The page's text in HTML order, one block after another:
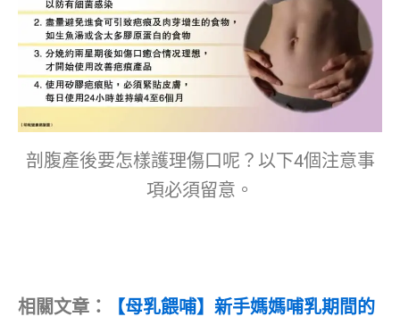
剖腹產後要怎樣護理傷口呢？以下4個注意事
項必須留意。
相關文章：
【母乳餵哺】新手媽媽哺乳期間的